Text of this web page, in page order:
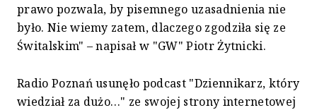
prawo pozwala, by pisemnego uzasadnienia nie
było. Nie wiemy zatem, dlaczego zgodziła się ze
Świtalskim" – napisał w "GW" Piotr Żytnicki.
Radio Poznań usunęło podcast "Dziennikarz, który
wiedział za dużo…" ze swojej strony internetowej